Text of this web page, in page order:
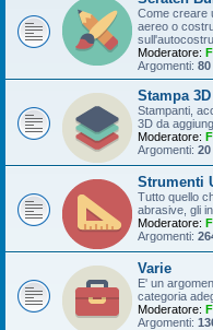
Come creare
aereo o
Moderatore:
Argomenti: 80
Stampa 3D
Stampanti,
3D da
Moderatore:
Argomenti: 20
Strumenti
Tutto quello
abrasive, gli
Moderatore:
Argomenti:
Varie
E' un
categoria
Moderatore:
Argomenti: